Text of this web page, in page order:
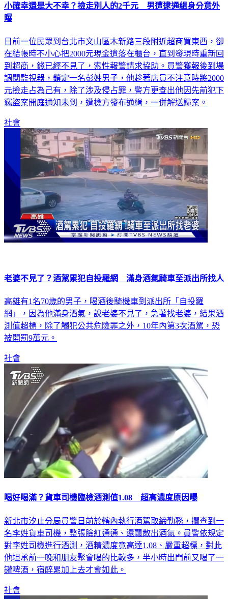
小確幸還是大不幸？撿走別人的2千元 男遭逮通緝身分意外
曝
日前一位民眾到台北市文山區木新路三段附近超商買東西，卻
在結帳時不小心把2000元現金遺落在櫃台，直到發現時重新回
到超商，錢已經不見了，索性報警請求協助。員警獲報後到場
調閱監視器，鎖定一名彭姓男子，他趁著店員不注意時將2000
元撿走占為己有，除了涉及侵占罪，警方更查出他因先前犯下
竊盜案開庭通知未到，遭檢方發布通緝，一併解送歸案。
社會
老婆不見了？酒駕累犯自投羅網 滿身酒氣騎車至派出所找人
高雄有1名70歲的男子，喝酒後騎機車到派出所「自投羅
網」，因為他滿身酒氣，說老婆不見了，急著找老婆，結果酒
測值超標，除了觸犯公共危險罪之外，10年內第3次酒駕，恐
被開罰9萬元。
社會
喝好喝滿？貨車司機臨檢酒測值1.08 超高濃度原因曝
新北市汐止分局員警日前於轄內執行酒駕取締勤務，攔查到一
名李姓貨車司機，整張臉紅通通、還飄散出酒氣。員警依規定
對李姓司機進行酒測，酒精濃度竟高達1.08、嚴重超標，對此
他坦承前一晚和朋友聚會喝的比較多，半小時出門前又喝了一
罐啤酒，宿醉累加上去才會如此。
社會